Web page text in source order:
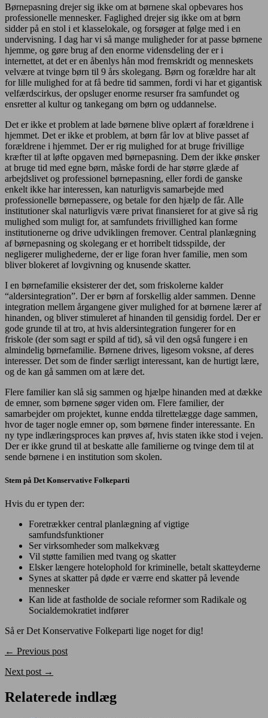
Børnepasning drejer sig ikke om at børnene skal opbevares hos
professionelle mennesker. Faglighed drejer sig ikke om at børn
sidder på en stol i et klasselokale, og forsøger at følge med i en
undervisning. I dag har vi så mange muligheder for at passe børnene
hjemme, og gøre brug af den enorme vidensdeling der er i
internettet, at det er en åbenlys hån mod fremskridt og menneskets
velvære at tvinge børn til 9 års skolegang. Børn og forældre har alt
for lille mulighed for at få bedre tid sammen, fordi vi har et gigantisk
velfærdscirkus, der opsluger enorme resurser fra samfundet og
ensretter al kultur og tankegang om børn og uddannelse.
Det er ikke et problem at lade børnene blive oplært af forældrene i
hjemmet. Det er ikke et problem, at børn får lov at blive passet af
forældrene i hjemmet. Der er rig mulighed for at bruge frivillige
kræfter til at løfte opgaven med børnepasning. Dem der ikke ønsker
at bruge tid med egne børn, måske fordi de har større glæde af
arbejdslivet og professionel børnepasning, eller fordi de ganske
enkelt ikke har interessen, kan naturligvis samarbejde med
professionelle børnepassere, og betale for den hjælp de får. Alle
institutioner skal naturligvis være privat finansieret for at give så rig
mulighed som muligt for, at samfundets frivillighed kan forme
institutionerne og drive udviklingen fremover. Central planlægning
af børnepasning og skolegang er et horribelt tidsspilde, der
negligerer mulighederne, der er lige foran hver familie, men som
bliver blokeret af lovgivning og knusende skatter.
I en børnefamilie eksisterer der det, som friskolerne kalder
“aldersintegration”. Der er børn af forskellig alder sammen. Denne
integration mellem årgangene giver mulighed for at børnene lærer af
hinanden, og bliver stimuleret af hinanden til gensidig fordel. Der er
gode grunde til at tro, at hvis aldersintegration fungerer for en
friskole (der som sagt er spild af tid), så vil den også fungere i en
almindelig børnefamilie. Børnene drives, ligesom voksne, af deres
interesser. Det som de finder særligt interessant, kan de hurtigt lære,
og de kan gå sammen om at lære det.
Flere familier kan slå sig sammen og hjælpe hinanden med at dække
de emner, som børnene søger viden om. Flere familier, der
samarbejder om projektet, kunne endda tilrettelægge dage sammen,
hvor de tager nogle emner op, som børnene finder interessante. En
ny type indlæringsproces kan prøves af, hvis staten ikke stod i vejen.
Der er ikke grund til at beskatte alle familierne og tvinge dem til at
sende børnene i en institution som skolen.
Stem på Det Konservative Folkeparti
Hvis du er typen der:
Foretrækker central planlægning af vigtige
samfundsfunktioner
Ser virksomheder som malkekvæg
Vil støtte familien med tvang og skatter
Elsker længere hotelophold for kriminelle, betalt skatteyderne
Synes at skatter på døde er værre end skatter på levende
mennesker
Kan lide at fastholde de sociale reformer som Radikale og
Socialdemokratiet indfører
Så er Det Konservative Folkeparti lige noget for dig!
← Previous post
Next post →
Relaterede indlæg